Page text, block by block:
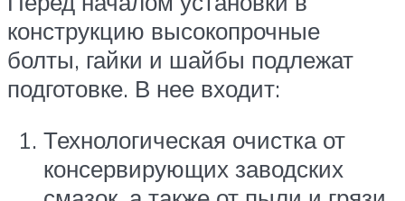
конструкцию высокопрочные
болты, гайки и шайбы подлежат
подготовке. В нее входит:
Технологическая очистка от
консервирующих заводских